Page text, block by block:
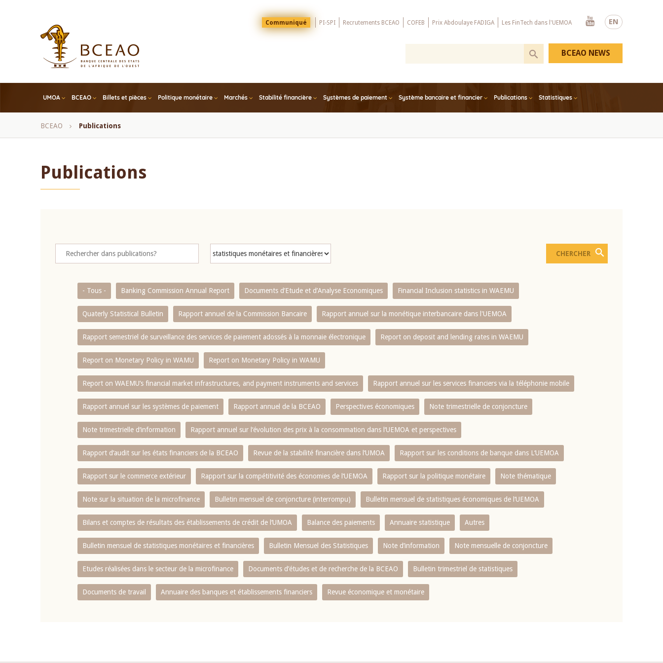
EN
Menu
Top
Communiqué PI-SPI Recrutements BCEAO COFEB Prix Abdoulaye FADIGA Les FinTech dans l'UEMOA
Youtube
UMOA BCEAO Billets et pièces Politique monétaire Marchés Stabilité financière Systèmes de paiement Système bancaire et financier Publications Statistiques
BCEAO NEWS
Fil
BCEAO Publications
Publications
- Tous - Banking Commission Annual Report Documents d’Etude et d’Analyse Economiques Financial Inclusion statistics in WAEMU
Quaterly Statistical Bulletin Rapport annuel de la Commission Bancaire Rapport annuel sur la monétique interbancaire dans l'UEMOA
Rapport semestriel de surveillance des services de paiement adossés à la monnaie électronique Report on deposit and lending rates in WAEMU
Report on Monetary Policy in WAMU Report on Monetary Policy in WAMU
Report on WAEMU’s financial market infrastructures, and payment instruments and services Rapport annuel sur les services financiers via la téléphonie mobile
Rapport annuel sur les systèmes de paiement Rapport annuel de la BCEAO Perspectives économiques Note trimestrielle de conjoncture
Note trimestrielle d‘information Rapport annuel sur l‘évolution des prix à la consommation dans l‘UEMOA et perspectives
Rapport d‘audit sur les états financiers de la BCEAO Revue de la stabilité financière dans l‘UMOA Rapport sur les conditions de banque dans L‘UEMOA
Rapport sur le commerce extérieur Rapport sur la compétitivité des économies de l‘UEMOA Rapport sur la politique monétaire Note thématique
Note sur la situation de la microfinance Bulletin mensuel de conjoncture (interrompu) Bulletin mensuel de statistiques économiques de l‘UEMOA
Bilans et comptes de résultats des établissements de crédit de l‘UMOA Balance des paiements Annuaire statistique Autres
Bulletin mensuel de statistiques monétaires et financières Bulletin Mensuel des Statistiques Note d’information Note mensuelle de conjoncture
Etudes réalisées dans le secteur de la microfinance Documents d’études et de recherche de la BCEAO Bulletin trimestriel de statistiques
Documents de travail Annuaire des banques et établissements financiers Revue économique et monétaire